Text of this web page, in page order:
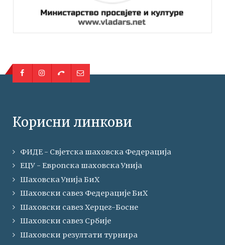
Корисни линкови
ФИДЕ - Свјетска шаховска Федерација
ЕЦУ - Европска шаховска Унија
Шаховска Унија БиХ
Шаховски савез Федерације БиХ
Шаховски савез Херцег-Босне
Шаховски савез Србије
Шаховски резултати турнира